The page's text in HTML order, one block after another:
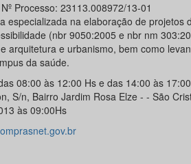
Nº Processo: 23113.008972/13-01
especializada na elaboração de projetos
(nbr 9050:2005 e nbr nm
arquitetura e urbanismo, bem como
da saúde.
08:00 às 12:00 Hs e das 14:00 às
S/n, Bairro Jardim Rosa Elze - - São
às 09:00Hs